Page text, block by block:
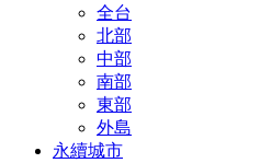
全台
北部
中部
南部
東部
外島
永續城市